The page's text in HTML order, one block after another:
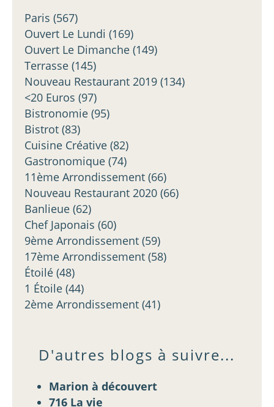
Paris (567)
Ouvert Le Lundi (169)
Ouvert Le Dimanche (149)
Terrasse (145)
Nouveau Restaurant 2019 (134)
<20 Euros (97)
Bistronomie (95)
Bistrot (83)
Cuisine Créative (82)
Gastronomique (74)
11ème Arrondissement (66)
Nouveau Restaurant 2020 (66)
Banlieue (62)
Chef Japonais (60)
9ème Arrondissement (59)
17ème Arrondissement (58)
Étoilé (48)
1 Étoile (44)
2ème Arrondissement (41)
D'autres blogs à suivre...
Marion à découvert
716 La vie